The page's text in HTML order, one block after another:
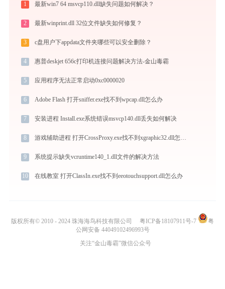
1 最新win7 64 msvcp110.dll缺失问题如何解决？
2 最新winprint.dll 32位文件缺失如何修复？
3 c盘用户下appdata文件夹哪些可以安全删除？
4 惠普deskjet 656c打印机连接问题解决方法-金山毒霸
5 应用程序无法正常启动0xc0000020
6 Adobe Flash 打开sniffer.exe找不到wpcap.dll怎么办
7 安装进程 Install.exe系统错误msvcp140.dll丢失如何解决
8 游戏辅助进程 打开CrossProxy.exe找不到xgraphic32.dll怎么办
9 系统提示缺失vcruntime140_1.dll文件的解决方法
10 在线教室 打开ClassIn.exe找不到eeotouchsupport.dll怎么办
版权所有© 2010 - 2024 珠海海鸟科技有限公司 粤ICP备18107911号-7
粤
公网安备 44049102496993号
关注“金山毒霸”微信公众号